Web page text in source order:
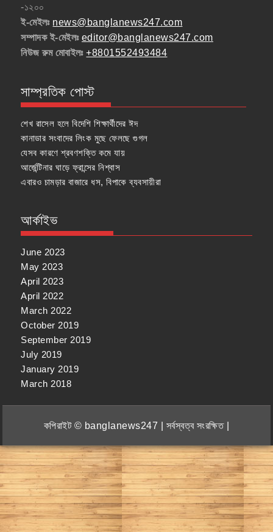
-১২০০
ই-মেইলঃ news@banglanews247.com
সম্পাদক ই-মেইলঃ editor@banglanews247.com
নিউজ রুম মোবাইলঃ+8801552493484
সাম্প্রতিক পোস্ট
শেখ রাসেল হলে বিদেশি শিক্ষার্থীদের ঈদ
কানাডার সংবাদের লিংক মুছে ফেলছে গুগল
যেসব কারণে শ্রবণশক্তি কমে যায়
আর্জেন্টিনার ঘাড়ে ফ্রান্সের নিশ্বাস
এবারও চামড়ার বাজারে ধস, বিপাকে ব্যবসায়ীরা
আর্কাইভ
June 2023
May 2023
April 2023
April 2022
March 2022
October 2019
September 2019
July 2019
January 2019
March 2018
কপিরাইট © banglanews247 | সর্বস্বত্ব সংরক্ষিত |